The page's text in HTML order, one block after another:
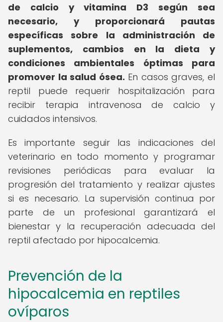
de calcio y vitamina D3 según sea
necesario, y proporcionará pautas
específicas sobre la administración de
suplementos, cambios en la dieta y
condiciones ambientales óptimas para
promover la salud ósea. En casos graves, el
reptil puede requerir hospitalización para
recibir terapia intravenosa de calcio y
cuidados intensivos.
Es importante seguir las indicaciones del
veterinario en todo momento y programar
revisiones periódicas para evaluar la
progresión del tratamiento y realizar ajustes
si es necesario. La supervisión continua por
parte de un profesional garantizará el
bienestar y la recuperación adecuada del
reptil afectado por hipocalcemia.
Prevención de la
hipocalcemia en reptiles
ovíparos